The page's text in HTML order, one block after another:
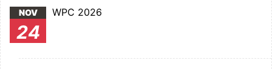
NOV
24
WPC 2026